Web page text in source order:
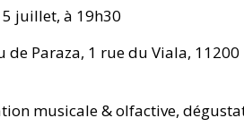
5 juillet, à 19h30
de Paraza, 1 rue du Viala,
musicale & olfactive,